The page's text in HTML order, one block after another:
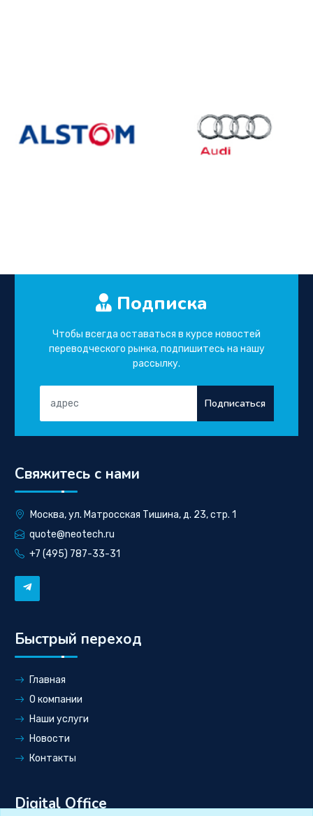
Подписка
Чтобы всегда оставаться в курсе новостей
переводческого рынка, подпишитесь на нашу
рассылку.
Подписаться
Свяжитесь с нами
Москва, ул. Матросская Тишина, д. 23, стр. 1
quote@neotech.ru
+7 (495) 787-33-31
Быстрый переход
Главная
О компании
Наши услуги
Новости
Контакты
Digital Office